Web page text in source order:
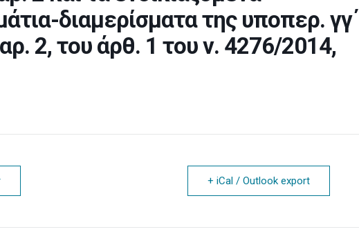
διαμερίσματα της υποπερ. γγ΄
2, του άρθ. 1 του ν. 4276/2014,
+ iCal / Outlook export